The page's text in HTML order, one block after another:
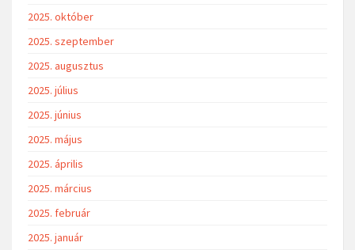
2025. október
2025. szeptember
2025. augusztus
2025. július
2025. június
2025. május
2025. április
2025. március
2025. február
2025. január